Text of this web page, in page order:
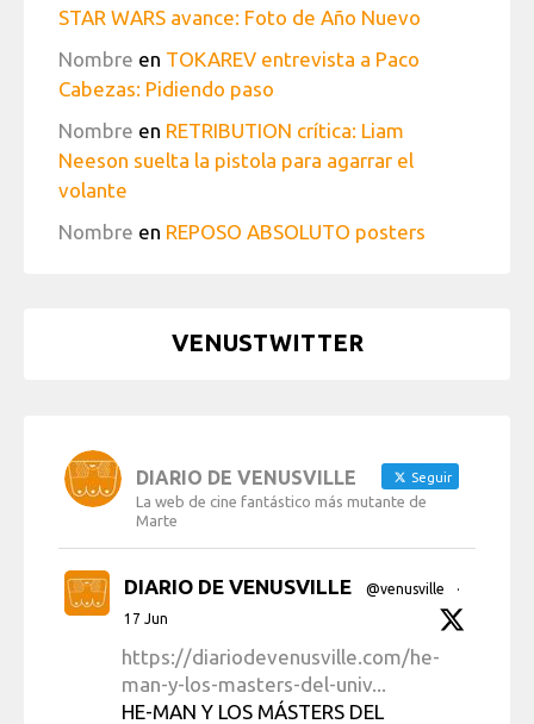
STAR WARS avance: Foto de Año Nuevo
Nombre en TOKAREV entrevista a Paco
Cabezas: Pidiendo paso
Nombre en RETRIBUTION crítica: Liam
Neeson suelta la pistola para agarrar el
volante
Nombre en REPOSO ABSOLUTO posters
VENUSTWITTER
DIARIO DE VENUSVILLE Seguir
La web de cine fantástico más mutante de
Marte
DIARIO DE VENUSVILLE @venusville
·
17 Jun
https://diariodevenusville.com/he-
man-y-los-masters-del-univ...
HE-MAN Y LOS MÁSTERS DEL